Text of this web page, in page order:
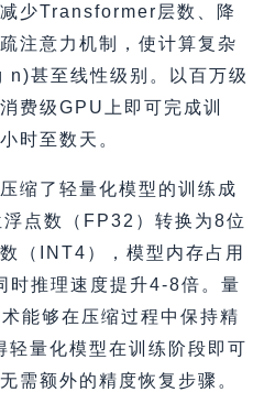
少Transformer层数、降
注意力机制，使计算复杂
甚至线性级别。以百万级
费级GPU上即可完成训
时至数天。
缩了轻量化模型的训练成
点数（FP32）转换为8位
（INT4），模型内存占用
推理速度提升4-8倍。量
能够在压缩过程中保持精
轻量化模型在训练阶段即可
需额外的精度恢复步骤。